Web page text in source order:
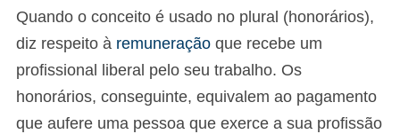
Quando o conceito é usado no plural (honorários),
diz respeito à remuneração que recebe um
profissional liberal pelo seu trabalho. Os
honorários, conseguinte, equivalem ao pagamento
que aufere uma pessoa que exerce a sua profissão